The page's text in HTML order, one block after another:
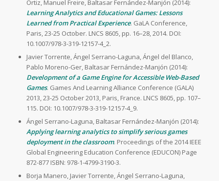
Ortiz, Manuel Freire, Baltasar Fernández-Manjón (2014):
Learning Analytics and Educational Games: Lessons
Learned from Practical Experience. GaLA Conference,
Paris, 23-25 October. LNCS 8605, pp. 16–28, 2014. DOI:
10.1007/978-3-319-12157-4_2.
Javier Torrente, Ángel Serrano-Laguna, Ángel del Blanco,
Pablo Moreno-Ger, Baltasar Fernández-Manjón (2014):
Development of a Game Engine for Accessible Web-Based
Games. Games And Learning Alliance Conference (GALA)
2013, 23-25 October 2013, Paris, France. LNCS 8605, pp. 107–
115. DOI: 10.1007/978-3-319-12157-4_9.
Ángel Serrano-Laguna, Baltasar Fernández-Manjón (2014):
Applying learning analytics to simplify serious games
deployment in the classroom. Proceedings of the 2014 IEEE
Global Engineering Education Conference (EDUCON) Page
872-877 ISBN: 978-1-4799-3190-3.
Borja Manero, Javier Torrente, Ángel Serrano-Laguna,